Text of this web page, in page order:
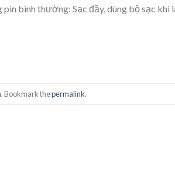
bình thường: Sạc đầy, dùng bộ sạc khi
. Bookmark thepermalink.